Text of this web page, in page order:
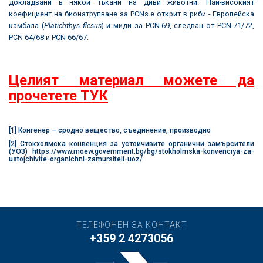
докладвани в някои тъкани на диви животни. Най-високият
коефициент на бионатрупване за PCNs е открит в риби - Европейска
камбала (Platichthys flesus) и миди за PCN-69, следван от PCN-71/72,
PCN-64/68 и PCN-66/67.
Целият материал можете да
прочетете ТУК
[1] Конгенер – сродно вещество, съединение, производно
[2] Стокхолмска конвенция за устойчивите органични замърсители
(УОЗ)
https://www.moew.government.bg/bg/stokholmska-konvenciya-za-
ustojchivite-organichni-zamursiteli-uoz/
ТЕЛЕФОНЕН ЗА КОНТАКТ
+359 2 4273056